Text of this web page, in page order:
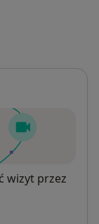
wizyt przez